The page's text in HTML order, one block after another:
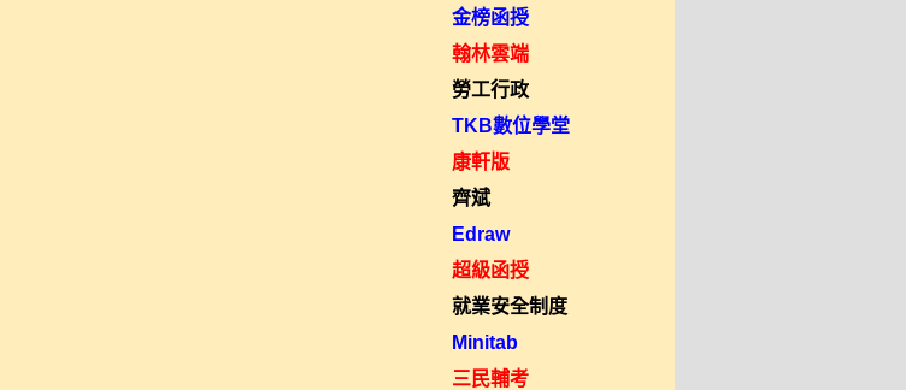
金榜函授
翰林雲端
勞工行政
TKB數位學堂
康軒版
齊斌
Edraw
超級函授
就業安全制度
Minitab
三民輔考